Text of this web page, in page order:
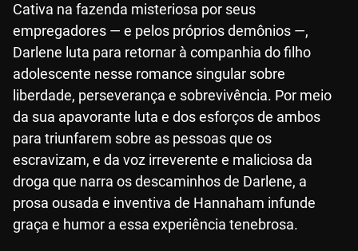
Cativa na fazenda misteriosa por seus
empregadores — e pelos próprios demônios —,
Darlene luta para retornar à companhia do filho
adolescente nesse romance singular sobre
liberdade, perseverança e sobrevivência. Por meio
da sua apavorante luta e dos esforços de ambos
para triunfarem sobre as pessoas que os
escravizam, e da voz irreverente e maliciosa da
droga que narra os descaminhos de Darlene, a
prosa ousada e inventiva de Hannaham infunde
graça e humor a essa experiência tenebrosa.